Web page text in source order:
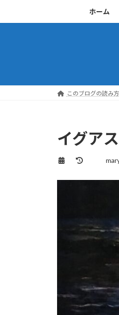
キ
に
ホーム
このブログの読み方
イグア